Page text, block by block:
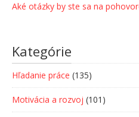
Aké otázky by ste sa na
Kategórie
Hľadanie práce (135)
Motivácia a rozvoj (101)